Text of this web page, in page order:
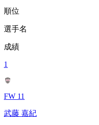
順位
選手名
成績
1
FW 11
武藤 嘉紀